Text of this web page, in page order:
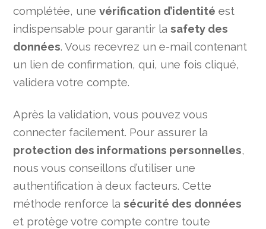
complétée, unevérification d’identité est
indispensable pour garantir lasafety des
données. Vous recevrez un e-mail contenant
un lien de confirmation, qui, une fois cliqué,
validera votre compte.
Après la validation, vous pouvez vous
connecter facilement. Pour assurer la
protection des informations personnelles,
nous vous conseillons d’utiliser une
authentification à deux facteurs. Cette
méthode renforce lasécurité des données
et protège votre compte contre toute